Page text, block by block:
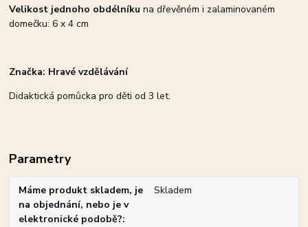
Velikost jednoho obdélníkuna dřevěném i zalaminovaném
domečku: 6 x 4 cm
Značka: Hravé vzdělávání
Didaktická pomůcka pro děti od 3 let.
Parametry
Máme produkt skladem, je
na objednání, nebo je v
elektronické podobě?
Skladem